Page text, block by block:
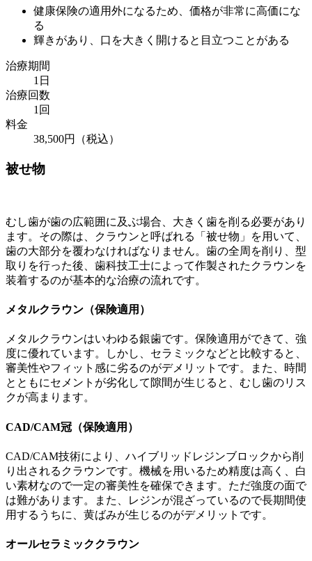
健康保険の適用外になるため、価格が非常に高価にな
る
輝きがあり、口を大きく開けると目立つことがある
治療期間
1日
治療回数
1回
料金
38,500円（税込）
被せ物
むし歯が歯の広範囲に及ぶ場合、大きく歯を削る必要があり
ます。その際は、クラウンと呼ばれる「被せ物」を用いて、
歯の大部分を覆わなければなりません。歯の全周を削り、型
取りを行った後、歯科技工士によって作製されたクラウンを
装着するのが基本的な治療の流れです。
メタルクラウン（保険適用）
メタルクラウンはいわゆる銀歯です。保険適用ができて、強
度に優れています。しかし、セラミックなどと比較すると、
審美性やフィット感に劣るのがデメリットです。また、時間
とともにセメントが劣化して隙間が生じると、むし歯のリス
クが高まります。
CAD/CAM冠（保険適用）
CAD/CAM技術により、ハイブリッドレジンブロックから削
り出されるクラウンです。機械を用いるため精度は高く、白
い素材なので一定の審美性を確保できます。ただ強度の面で
は難があります。また、レジンが混ざっているので長期間使
用するうちに、黄ばみが生じるのがデメリットです。
オールセラミッククラウン